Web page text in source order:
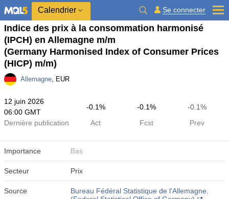
Calendrier Se connecter
Indice des prix à la consommation harmonisé
(IPCH) en Allemagne m/m
(Germany Harmonised Index of Consumer Prices
(HICP) m/m)
Allemagne, EUR
12 juin 2026
06:00 GMT
-0.1% -0.1%
-0.1%
Dernière publication
Act Fcst Prev
Importance Bas
Secteur Prix
Source
Bureau Fédéral Statistique de l'Allemagne.